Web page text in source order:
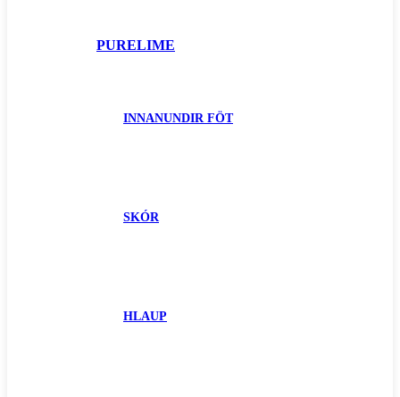
PURELIME
INNANUNDIR FÖT
SKÓR
HLAUP